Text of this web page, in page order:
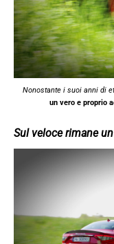
Nonostante i suoi anni di
un vero e proprio
Sul veloce rimane